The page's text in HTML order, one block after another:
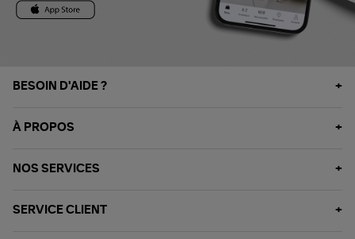
BESOIN D'AIDE ?
À PROPOS
NOS SERVICES
SERVICE CLIENT